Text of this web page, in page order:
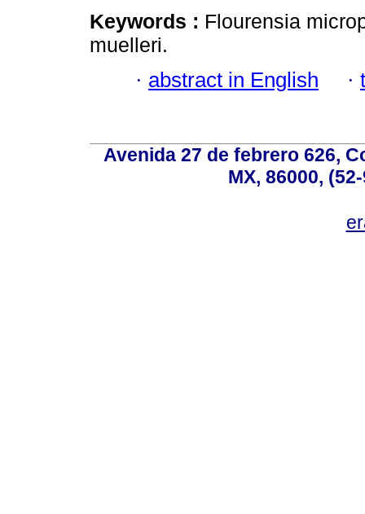
Keywords : Flourensia
muelleri.
· abstract in English ·
Avenida 27 de febrero 626,
MX, 86000,